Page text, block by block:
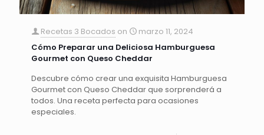
Recetas 3 Bocados on
marzo 11, 2024
Cómo Preparar una Deliciosa Hamburguesa
Gourmet con Queso Cheddar
Descubre cómo crear una exquisita Hamburguesa
Gourmet con Queso Cheddar que sorprenderá a
todos. Una receta perfecta para ocasiones
especiales.